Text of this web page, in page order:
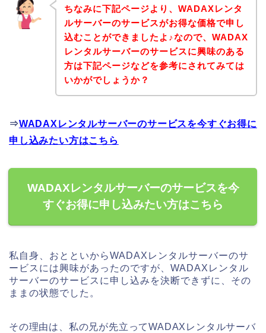
ちなみに下記ページより、WADAXレンタ
ルサーバーのサービスがお得な価格で申し
込むことができましたよ♪なので、WADAX
レンタルサーバーのサービスに興味のある
方は下記ページなどを参考にされてみては
いかがでしょうか？
⇒WADAXレンタルサーバーのサービスを今すぐお得に
申し込みたい方はこちら
WADAXレンタルサーバーのサービスを今
すぐお得に申し込みたい方はこちら
私自身、おとといからWADAXレンタルサーバーのサ
ービスには興味があったのですが、WADAXレンタル
サーバーのサービスに申し込みを決断できずに、その
ままの状態でした。
その理由は、私の兄が先立ってWADAXレンタルサーバ